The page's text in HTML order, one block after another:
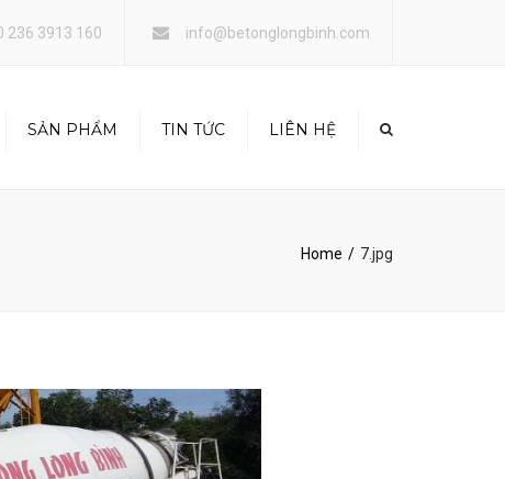
236 3913 160 info@betonglongbinh.com
SẢN PHẨM
LẤP MẶT BẰNG TẠI
Đà Nẵng
DOANH BÁN LẺ
DẦU
TIN TỨC LIÊN HỆ
Home 7.jpg